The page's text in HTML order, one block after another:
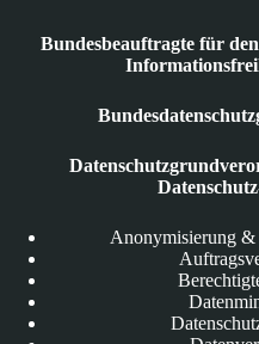
Bundesbeauftragte für
Anonymisierung &